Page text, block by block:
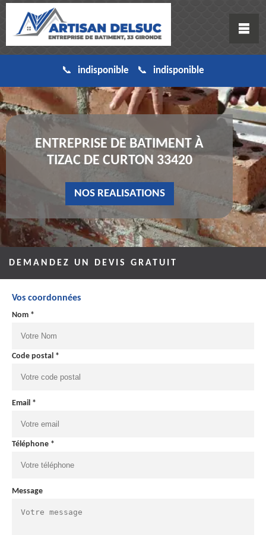
indisponible indisponible
ENTREPRISE DE BATIMENT À
TIZAC DE CURTON 33420
NOS REALISATIONS
DEMANDEZ UN DEVIS GRATUIT
Vos coordonnées
Nom *
Code postal *
Email *
Téléphone *
Message